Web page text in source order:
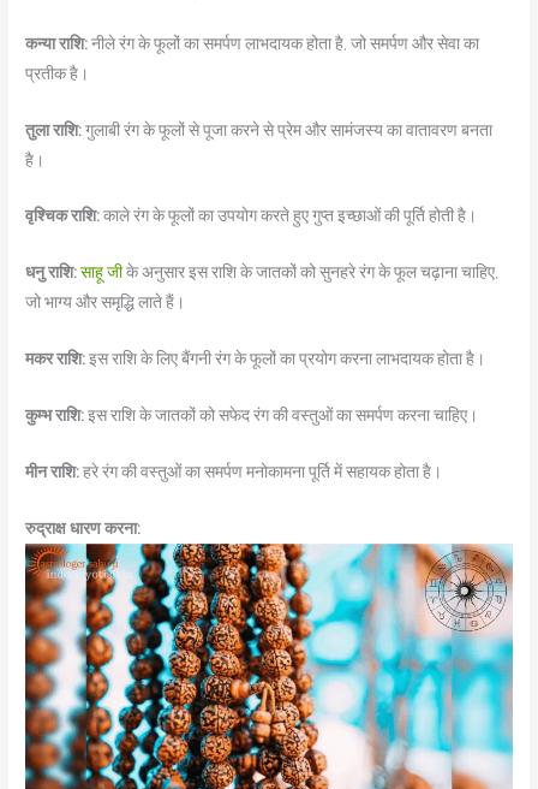
कन्या राशि:नीले रंग के फूलों का समर्पण लाभदायक होता है, जो समर्पण और सेवा का
प्रतीक है।
तुला राशि:गुलाबी रंग के फूलों से पूजा करने से प्रेम और सामंजस्य का वातावरण बनता
है।
वृश्चिक राशि:काले रंग के फूलों का उपयोग करते हुए गुप्त इच्छाओं की पूर्ति होती है।
धनु राशि:साहू जीके अनुसार इस राशि के जातकों को सुनहरे रंग के फूल चढ़ाना चाहिए,
जो भाग्य और समृद्धि लाते हैं।
मकर राशि:इस राशि के लिए बैंगनी रंग के फूलों का प्रयोग करना लाभदायक होता है।
कुम्भ राशि:इस राशि के जातकों को सफेद रंग की वस्तुओं का समर्पण करना चाहिए।
मीन राशि:हरे रंग की वस्तुओं का समर्पण मनोकामना पूर्ति में सहायक होता है।
रुद्राक्ष धारण करना: